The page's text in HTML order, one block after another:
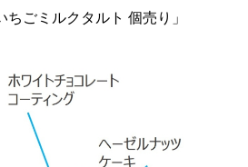
ちごミルクタルト 個売り」